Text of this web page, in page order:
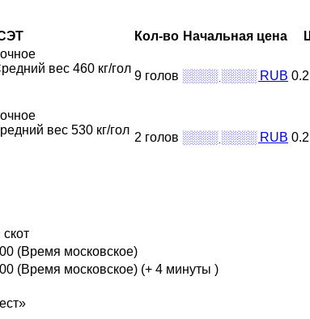
Кол-во Начальная цена
вес 460 кг/гол
9 голов ░░░░ ░░░░ RUB
вес 530 кг/гол
2 голов ░░░░ ░░░░ RUB
(Время московское)
(Время московское) (+ 4 минуты )